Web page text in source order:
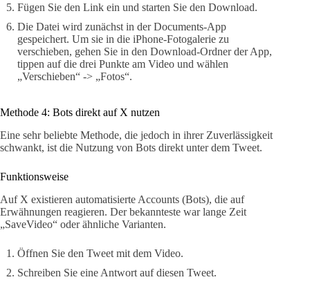
Fügen Sie den Link ein und starten Sie den Download.
Die Datei wird zunächst in der Documents-App
gespeichert. Um sie in die iPhone-Fotogalerie zu
verschieben, gehen Sie in den Download-Ordner der App,
tippen auf die drei Punkte am Video und wählen
„Verschieben“ -> „Fotos“.
Methode 4: Bots direkt auf X nutzen
Eine sehr beliebte Methode, die jedoch in ihrer Zuverlässigkeit
schwankt, ist die Nutzung von Bots direkt unter dem Tweet.
Funktionsweise
Auf X existieren automatisierte Accounts (Bots), die auf
Erwähnungen reagieren. Der bekannteste war lange Zeit
„SaveVideo“ oder ähnliche Varianten.
Öffnen Sie den Tweet mit dem Video.
Schreiben Sie eine Antwort auf diesen Tweet.